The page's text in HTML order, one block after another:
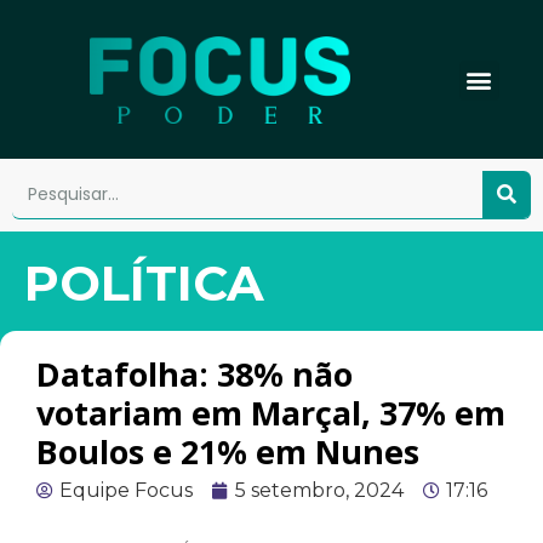
POLÍTICA
Datafolha: 38% não
votariam em Marçal, 37% em
Boulos e 21% em Nunes
Equipe Focus 5 setembro, 2024 17:16